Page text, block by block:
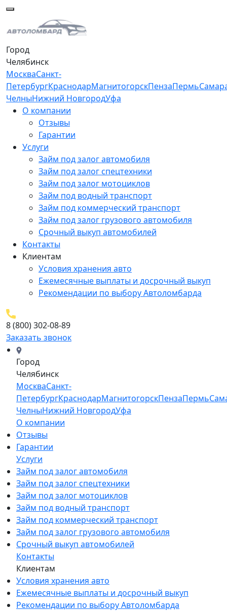
Город
Челябинск
МоскваСанкт-
ПетербургКраснодарМагнитогорскПензаПермь
ЧелныНижний НовгородУфа
О компании
Отзывы
Гарантии
Услуги
Займ под залог автомобиля
Займ под залог спецтехники
Займ под залог мотоциклов
Займ под водный транспорт
Займ под коммерческий транспорт
Займ под залог грузового автомобиля
Срочный выкуп автомобилей
Контакты
Клиентам
Условия хранения авто
Ежемесячные выплаты и досрочный выкуп
Рекомендации по выбору Автоломбарда
8 (800) 302-08-89
Заказать звонок
Город
Челябинск
МоскваСанкт-
ПетербургКраснодарМагнитогорскПензаПермь
ЧелныНижний НовгородУфа
О компании
Отзывы
Гарантии
Услуги
Займ под залог автомобиля
Займ под залог спецтехники
Займ под залог мотоциклов
Займ под водный транспорт
Займ под коммерческий транспорт
Займ под залог грузового автомобиля
Срочный выкуп автомобилей
Контакты
Клиентам
Условия хранения авто
Ежемесячные выплаты и досрочный выкуп
Рекомендации по выбору Автоломбарда